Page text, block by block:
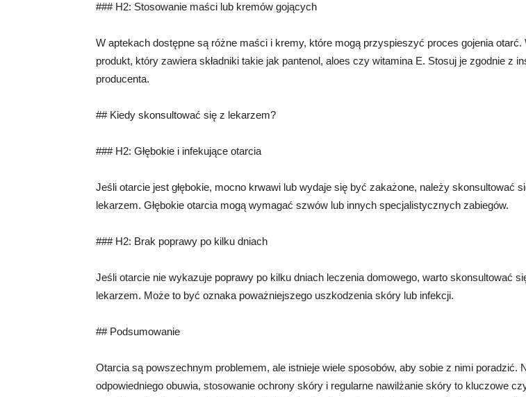
### H2: Stosowanie maści lub kremów gojących
W aptekach dostępne są różne maści i kremy, które mogą przyspieszyć proces gojenia otarć.
produkt, który zawiera składniki takie jak pantenol, aloes czy witamina E. Stosuj je zgodnie z
producenta.
## Kiedy skonsultować się z lekarzem?
### H2: Głębokie i infekujące otarcia
Jeśli otarcie jest głębokie, mocno krwawi lub wydaje się być zakażone, należy skonsultować
lekarzem. Głębokie otarcia mogą wymagać szwów lub innych specjalistycznych zabiegów.
### H2: Brak poprawy po kilku dniach
Jeśli otarcie nie wykazuje poprawy po kilku dniach leczenia domowego, warto skonsultować
lekarzem. Może to być oznaka poważniejszego uszkodzenia skóry lub infekcji.
## Podsumowanie
Otarcia są powszechnym problemem, ale istnieje wiele sposobów, aby sobie z nimi poradzić.
odpowiedniego obuwia, stosowanie ochrony skóry i regularne nawilżanie skóry to kluczowe